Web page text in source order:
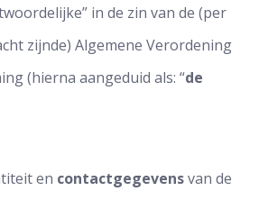
in de zin van de (per
zijnde) Algemene Verordening
(hierna aangeduid als: “de
en contactgegevensvan de